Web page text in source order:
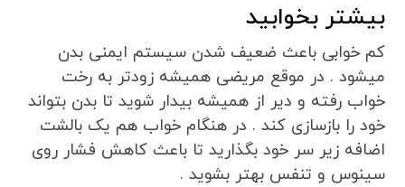
بیشتر بخوابید
کم خوابی باعث ضعیف شدن سیستم ایمنی بدن
میشود . در موقع مریضی همیشه زودتر به رخت
خواب رفته و دیر از همیشه بیدار شوید تا بدن بتواند
خود را بازسازی کند . در هنگام خواب هم یک بالشت
اضافه زیر سر خود بگذارید تا باعث کاهش فشار روی
سینوس و تنفس بهتر بشوید .